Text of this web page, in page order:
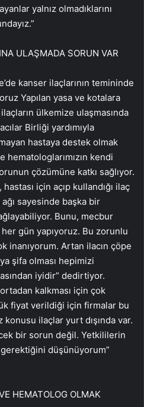
yalnız olmadıklarını
ULAŞMADA SORUN VAR
kanser ilaçlarının temininde
Yapılan yasa ve kotalara
ülkemize ulaşmasında
Birliği yardımıyla
hastaya destek olmak
hematologlarımızın kendi
çözümüne katkı sağlıyor.
için açıp kullandığı ilaç
sayesinde başka bir
Bunu, mecbur
gün yapıyoruz. Bu zorunlu
inanıyorum. Artan ilacın çöpe
şifa olması hepimizi
iyidir” dedirtiyor.
kalkması için çok
fiyat verildiği için firmalar bu
konusu ilaçlar yurt dışında var.
bir sorun değil. Yetkililerin
düşünüyorum”
HEMATOLOG OLMAK